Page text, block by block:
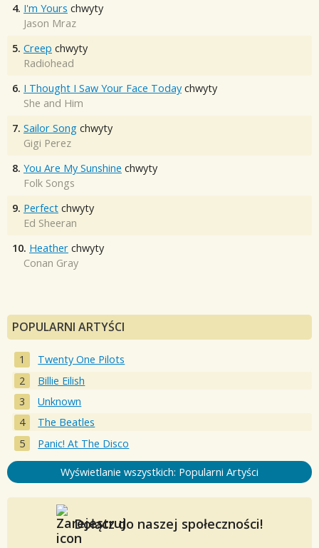
4. I'm Yours chwyty
Jason Mraz
5. Creep chwyty
Radiohead
6. I Thought I Saw Your Face Today chwyty
She and Him
7. Sailor Song chwyty
Gigi Perez
8. You Are My Sunshine chwyty
Folk Songs
9. Perfect chwyty
Ed Sheeran
10. Heather chwyty
Conan Gray
POPULARNI ARTYŚCI
Twenty One Pilots
Billie Eilish
Unknown
The Beatles
Panic! At The Disco
Wyświetlanie wszystkich: Popularni Artyści
Dołącz do naszej społeczności!